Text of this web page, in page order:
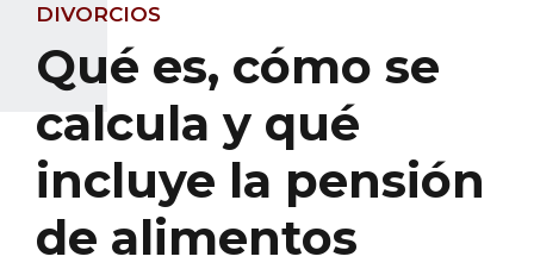
DIVORCIOS
Qué es, cómo se
calcula y qué
incluye la pensión
de alimentos